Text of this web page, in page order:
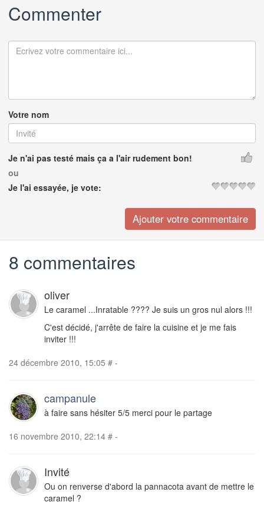
Commenter
Votre nom
Je n'ai pas testé mais ça a l'air rudement bon!
ou
Je l'ai essayée, je vote:
8 commentaires
oliver
Le caramel ...Inratable ???? Je suis un gros nul alors !!!
C'est décidé, j'arrête de faire la cuisine et je me fais
inviter !!!
24 décembre 2010, 15:05 # -
campanule
à faire sans hésiter 5/5 merci pour le partage
16 novembre 2010, 22:14 # -
Invité
Ou on renverse d'abord la pannacota avant de mettre le
caramel ?